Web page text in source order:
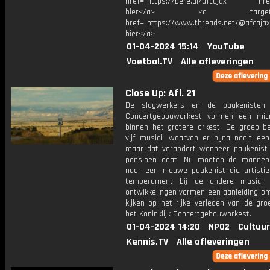
hier</a> <a
href="https://www.threads.net/
hier</a>
01-04-2024 15:14
YouTube
Voetbal.TV
Alle afleveringen
Close Up: Afl. 21
De slagwerkers en de
Concertgebouworkest vormen een
binnen het grotere orkest. De groep
vijf musici, waarvan er bijna nooit
maar dat verandert wanneer
pensioen gaat. Nu moeten de
naar een nieuwe paukenist die
temperament bij de andere musici
ontwikkelingen vormen een aanleiding
kijken op het rijke verleden van de
het Koninklijk Concertgebouworkest.
01-04-2024 14:20 NPO2
Kennis.TV
Alle afleveringen